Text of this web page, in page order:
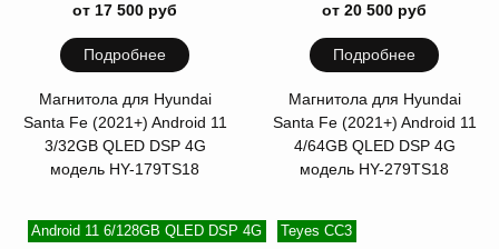
от 17 500 руб
Подробнее
Магнитола для Hyundai
Santa Fe (2021+) Android 11
3/32GB QLED DSP 4G
модель HY-179TS18
от 20 500 руб
Подробнее
Магнитола для Hyundai
Santa Fe (2021+) Android 11
4/64GB QLED DSP 4G
модель HY-279TS18
Android 11 6/128GB QLED DSP 4G
Teyes CC3